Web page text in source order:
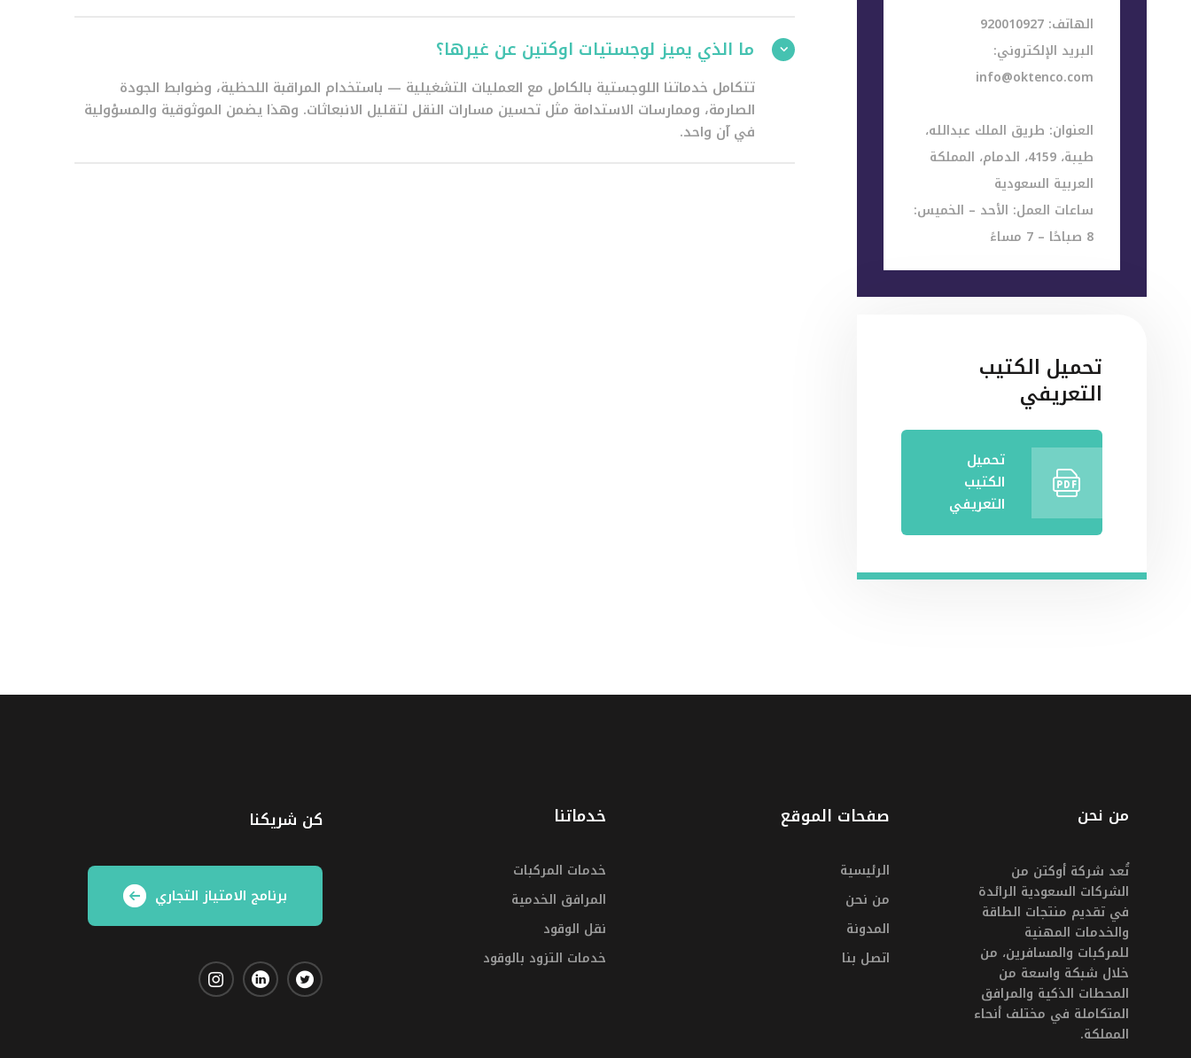
الهاتف: 920010927
البريد الإلكتروني:
info@oktenco.com
العنوان: طريق الملك عبدالله،
طيبة، 4159، الدمام، المملكة
العربية السعودية
ساعات العمل: الأحد – الخميس:
8 صباحًا – 7 مساءً
تحميل الكتيب
التعريفي
تحميل
الكتيب
التعريفي
ما الذي يميز لوجستيات اوكتين عن غيرها؟
تتكامل خدماتنا اللوجستية بالكامل مع العمليات التشغيلية — باستخدام المراقبة اللحظية، وضوابط الجودة
الصارمة، وممارسات الاستدامة مثل تحسين مسارات النقل لتقليل الانبعاثات. وهذا يضمن الموثوقية والمسؤولية
في آن واحد.
من نحن
تُعد شركة أوكتن من
الشركات السعودية الرائدة
في تقديم منتجات الطاقة
والخدمات المهنية
للمركبات والمسافرين، من
خلال شبكة واسعة من
المحطات الذكية والمرافق
المتكاملة في مختلف أنحاء
المملكة.
صفحات الموقع
الرئيسية
من نحن
المدونة
اتصل بنا
خدماتنا
خدمات المركبات
المرافق الخدمية
نقل الوقود
خدمات التزود بالوقود
كن شريكنا
برنامج الامتياز التجاري